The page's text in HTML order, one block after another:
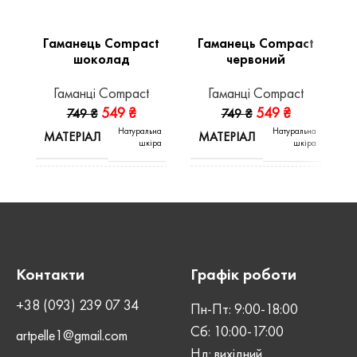
Гаманець Compact
шоколад
Гаманці Compact
749₴ 549 ₴
МАТЕРІАЛ
Натуральна
шкіра
ШОВ Ручний
Гаманець Compact
червоний
Гаманці Compact
749₴ 549 ₴
МАТЕРІАЛ
Натуральна
шкіра
ЗАСТІБКА
Контакти
+38 (093) 239 07 34
artpelle1@gmail.com
Графік роботи
Пн-Пт: 9:00-18:00
Сб: 10:00-17:00